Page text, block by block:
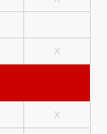
X
X